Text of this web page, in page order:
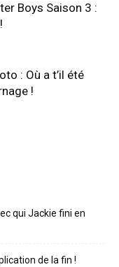
Boys Saison 3 :
: Où a t’il été
!
qui Jackie fini en
de la fin !